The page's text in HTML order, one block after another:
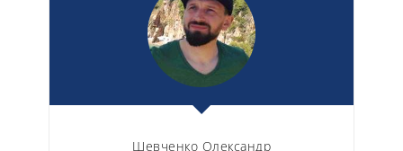
Шевченко Олександр